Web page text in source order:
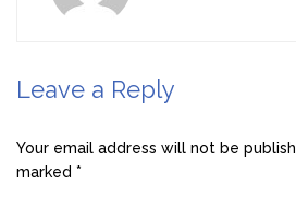
Leave a Reply
Your email address will not be
marked *